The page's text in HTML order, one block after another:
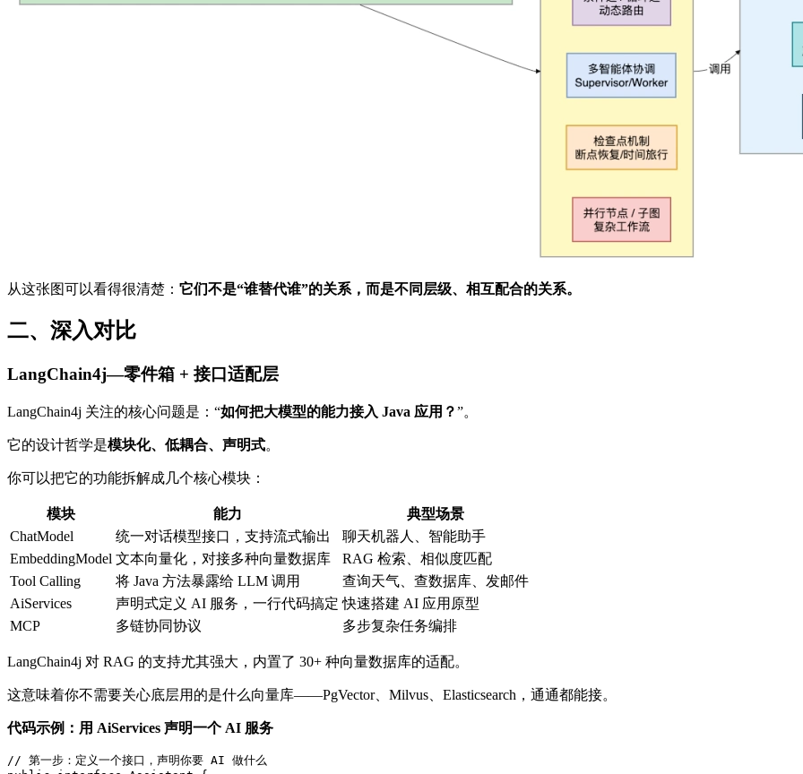
从这张图可以看得很清楚： 它们不是“谁替代谁”的关系，而是不同层级、相互配合的关系。
二、深入对比
LangChain4j—零件箱 + 接口适配层
LangChain4j 关注的核心问题是：“如何把大模型的能力接入 Java 应用？”。
它的设计哲学是模块化、低耦合、声明式。
你可以把它的功能拆解成几个核心模块：
模块 能力
典型场景
ChatModel
统一对话模型接口，支持流式输出
聊天机器人、智能助手
EmbeddingModel 文本向量化，对接多种向量数据库
RAG 检索、相似度匹配
Tool Calling
将 Java 方法暴露给 LLM 调用
查询天气、查数据库、发邮件
AiServices
声明式定义 AI 服务，一行代码搞定 快速搭建 AI 应用原型
MCP
多链协同协议 多步复杂任务编排
LangChain4j 对 RAG 的支持尤其强大，内置了 30+ 种向量数据库的适配。
这意味着你不需要关心底层用的是什么向量库——PgVector、Milvus、Elasticsearch，通通都能接。
代码示例：用 AiServices 声明一个 AI 服务
// 第一步：定义一个接口，声明你要 AI 做什么